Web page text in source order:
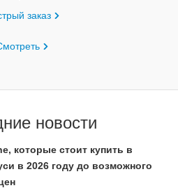
заказ
новости
которые стоит купить в
в 2026 году до возможного